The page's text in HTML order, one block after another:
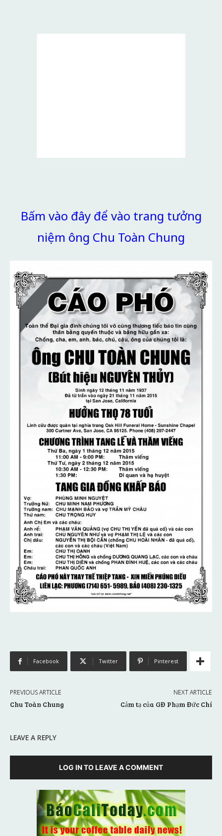
Bấm vào đây để vào trang tưởng
niệm ông Chu Toàn Chung
Facebook Twitter Pinterest
PREVIOUS ARTICLE
Chu Toàn Chung
NEXT ARTICLE
Cảm tạ của GĐ Phạm Đức Chí
LEAVE A REPLY
LOG IN TO LEAVE A COMMENT